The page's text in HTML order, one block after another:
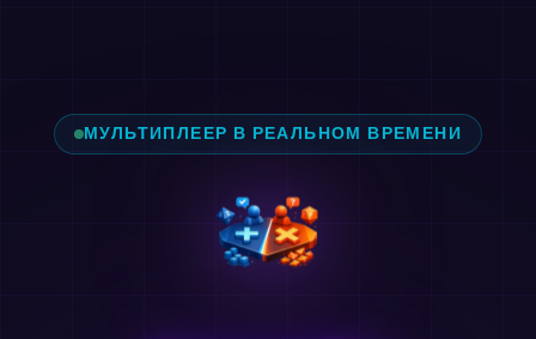
МУЛЬТИПЛЕЕР В РЕАЛЬНОМ ВРЕМЕНИ